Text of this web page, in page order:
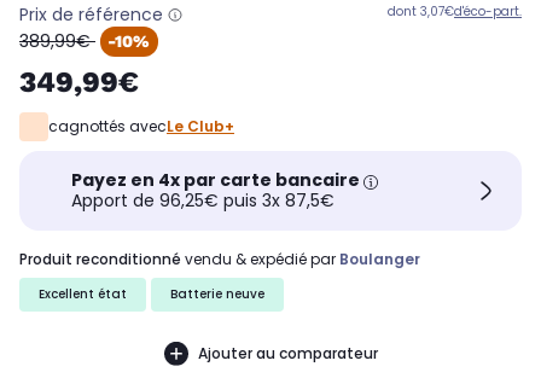
Prix de référence
oldPrice
389,99€ -10%
349,99€
dont 3,07€d'éco-part.
cagnottés avecLe Club+
Payez en 4x par carte bancaire
Apport de 96,25€ puis 3x 87,5€
produit reconditionné vendu & expédié par Boulanger
Excellent état Batterie neuve
Ajouter au comparateur